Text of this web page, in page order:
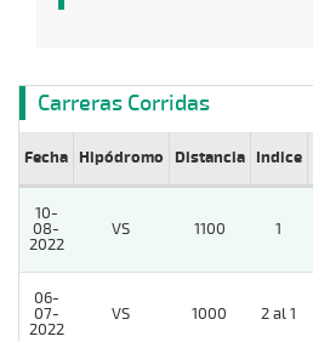
Carreras Corridas
Fecha Hipódromo Distancia Indice
10-
08-
2022
VS 1100 1
06-
07-
2022
VS 1000 2 al 1